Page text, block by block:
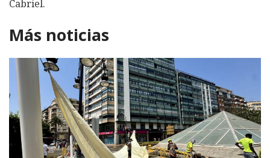
Cabriel.
Más noticias